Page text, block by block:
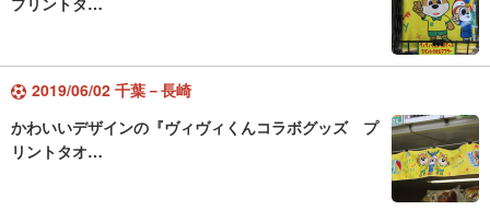
2019/06/02 千葉－長崎
かわいいデザインの『ヴィヴィくんコラボグッズ プ
リントタオ…